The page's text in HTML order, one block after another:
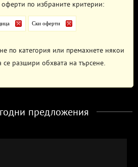
по избраните критерии:
Ски оферти
по категория или премахнете някои
се разшири обхвата на търсене.
предложения